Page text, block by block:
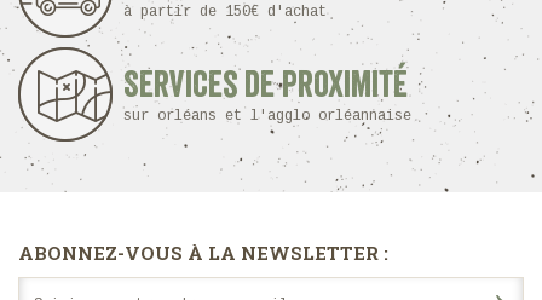
à partir de 150€ d'achat
Services de proximité
sur orléans et l'agglo orléannaise
ABONNEZ-VOUS À LA NEWSLETTER :